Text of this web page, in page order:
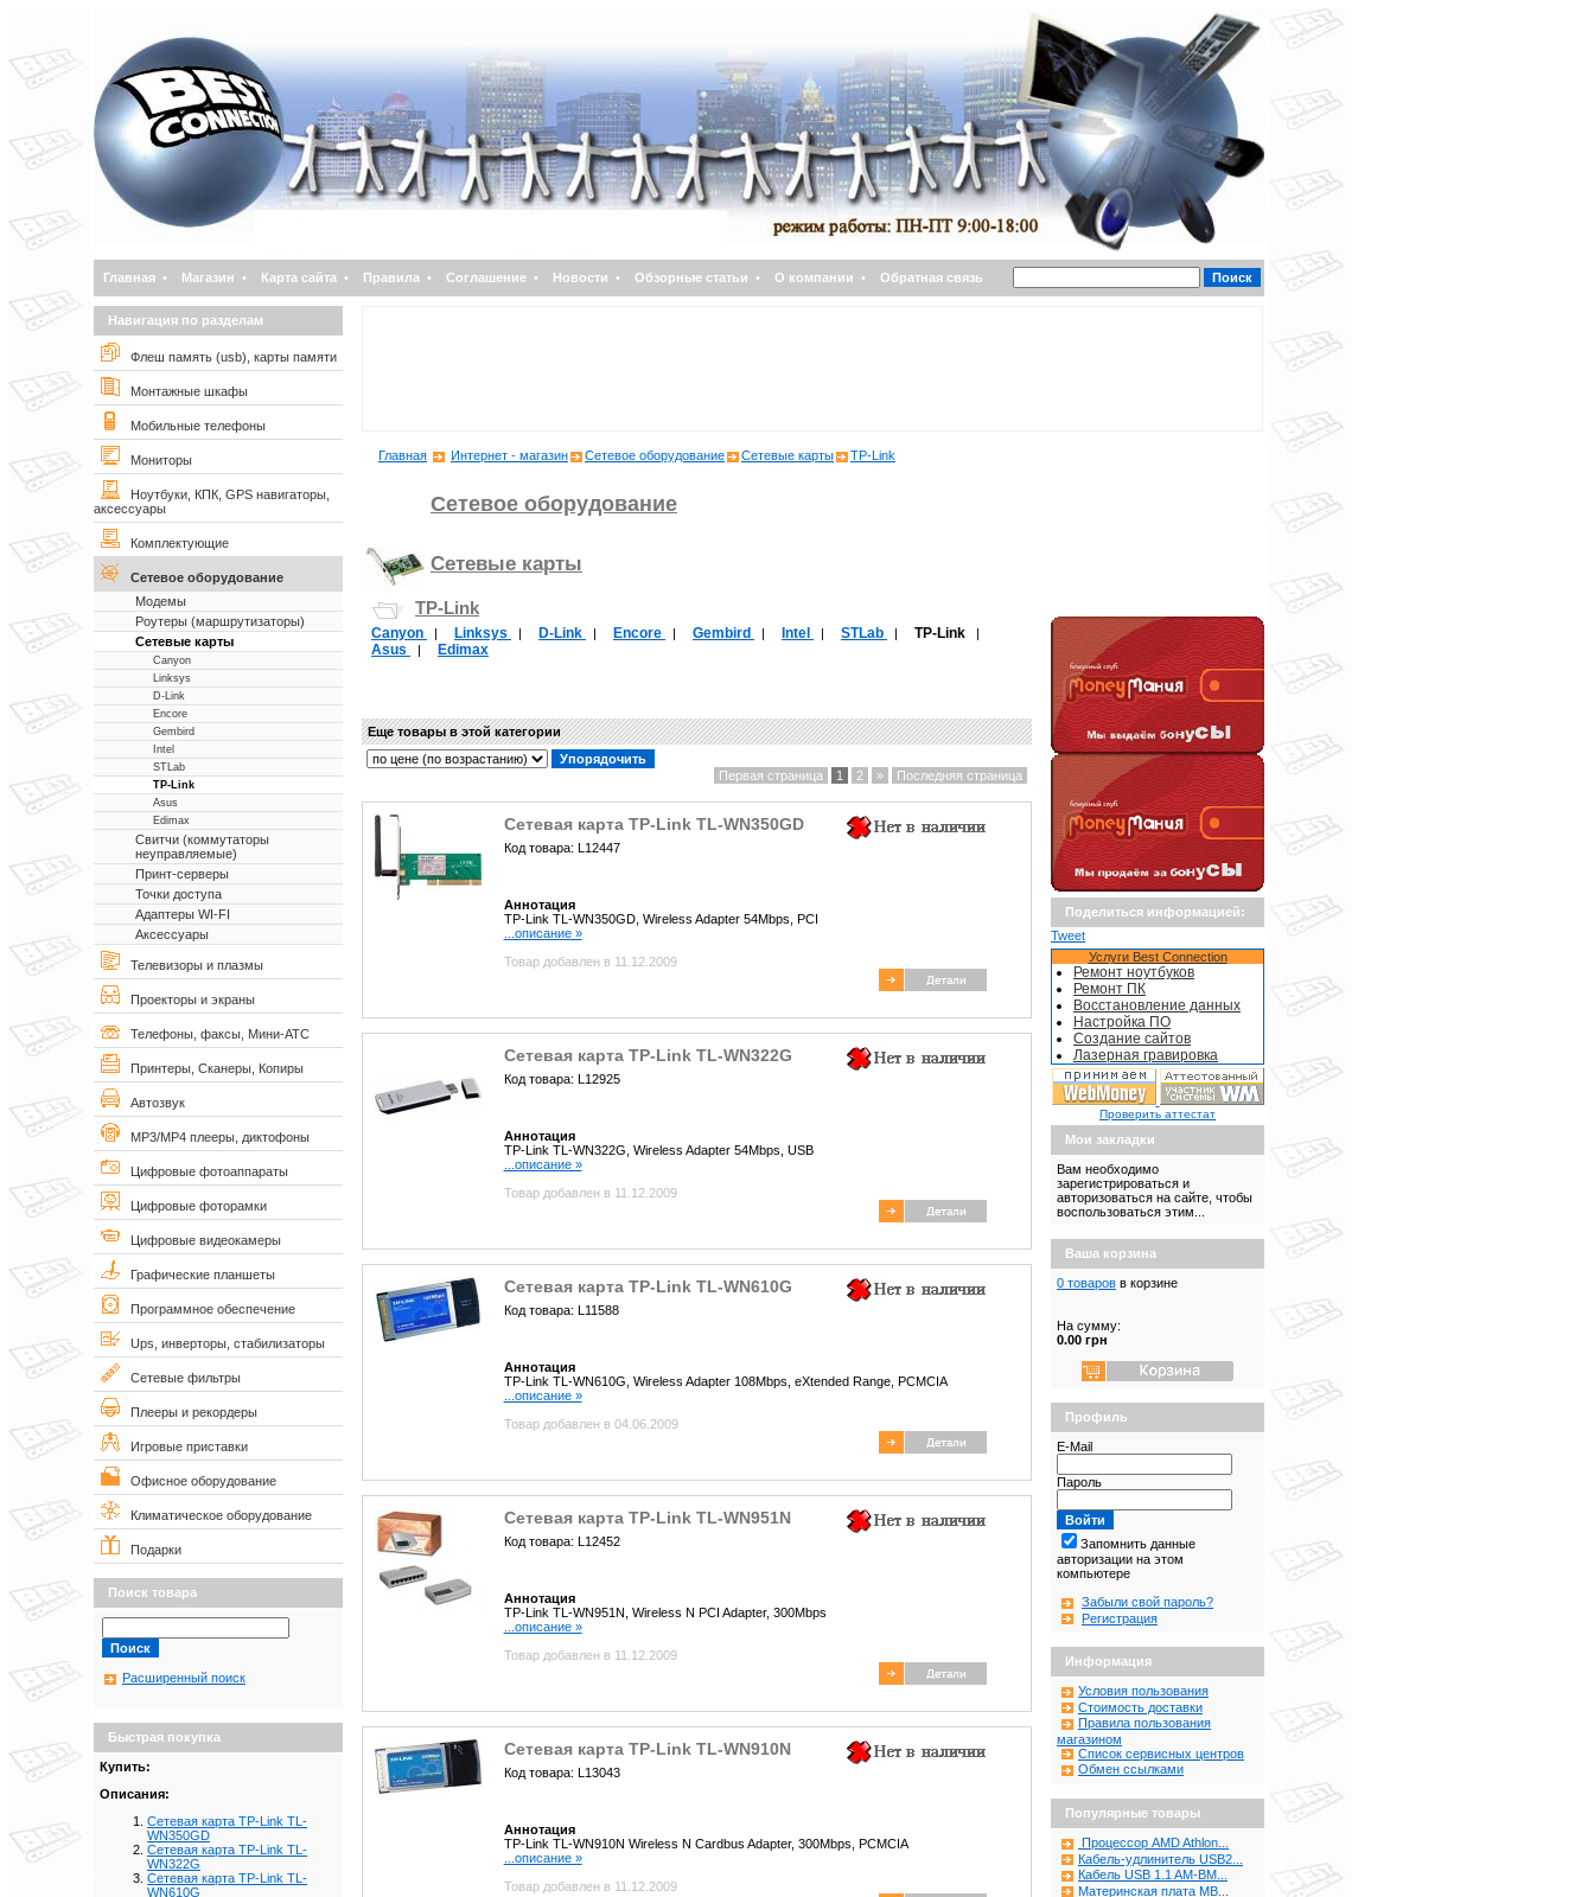
Главная • Магазин • Карта сайта • Правила • Соглашение • Новости • Обзорные статьи • О компании • Обратная связь
Навигация по разделам
Флеш память (usb), карты памяти
Монтажные шкафы
Мобильные телефоны
Мониторы
Ноутбуки, КПК, GPS навигаторы,
аксессуары
Комплектующие
Сетевое оборудование
Модемы
Роутеры (маршрутизаторы)
Сетевые карты
Canyon
Linksys
D-Link
Encore
Gembird
Intel
STLab
TP-Link
Asus
Edimax
Свитчи (коммутаторы
неуправляемые)
Принт-серверы
Точки доступа
Адаптеры WI-FI
Аксессуары
Телевизоры и плазмы
Проекторы и экраны
Телефоны, факсы, Мини-АТС
Принтеры, Сканеры, Копиры
Автозвук
MP3/MP4 плееры, диктофоны
Цифровые фотоаппараты
Цифровые фоторамки
Цифровые видеокамеры
Графические планшеты
Программное обеспечение
Ups, инверторы, стабилизаторы
Сетевые фильтры
Плееры и рекордеры
Игровые приставки
Офисное оборудование
Климатическое оборудование
Подарки
Поиск товара
Расширенный поиск
Быстрая покупка
Купить:
Описания:
Сетевая карта TP-Link TL-
WN350GD
Сетевая карта TP-Link TL-
WN322G
Сетевая карта TP-Link TL-
WN610G
Главная Интернет - магазин Сетевое оборудование Сетевые карты TP-Link
Сетевое оборудование
Сетевые карты
TP-Link
Canyon | Linksys | D-Link | Encore | Gembird | Intel | STLab | TP-Link |
Asus | Edimax
Еще товары в этой категории
Первая страница 1 2 » Последняя страница
Сетевая карта TP-Link TL-WN350GD
Код товара: L12447
Аннотация
TP-Link TL-WN350GD, Wireless Adapter 54Mbps, PCI
...описание »
Товар добавлен в 11.12.2009
Сетевая карта TP-Link TL-WN322G
Код товара: L12925
Аннотация
TP-Link TL-WN322G, Wireless Adapter 54Mbps, USB
...описание »
Товар добавлен в 11.12.2009
Сетевая карта TP-Link TL-WN610G
Код товара: L11588
Аннотация
TP-Link TL-WN610G, Wireless Adapter 108Mbps, eXtended Range, PCMCIA
...описание »
Товар добавлен в 04.06.2009
Сетевая карта TP-Link TL-WN951N
Код товара: L12452
Аннотация
TP-Link TL-WN951N, Wireless N PCI Adapter, 300Mbps
...описание »
Товар добавлен в 11.12.2009
Сетевая карта TP-Link TL-WN910N
Код товара: L13043
Аннотация
TP-Link TL-WN910N Wireless N Cardbus Adapter, 300Mbps, PCMCIA
...описание »
Товар добавлен в 11.12.2009
Поделиться информацией:
Tweet
Услуги Best Connection
Ремонт ноутбуков
Ремонт ПК
Восстановление данных
Настройка ПО
Создание сайтов
Лазерная гравировка
Проверить аттестат
Мои закладки
Вам необходимо
зарегистрироваться и
авторизоваться на сайте, чтобы
воспользоваться этим...
Ваша корзина
0 товаров в корзине
На сумму:
0.00 грн
Профиль
E-Mail
Пароль
Запомнить данные
авторизации на этом
компьютере
Забыли свой пароль?
Регистрация
Информация
Условия пользования
Стоимость доставки
Правила пользования
магазином
Список сервисных центров
Обмен ссылками
Популярные товары
Процессор AMD Athlon...
Кабель-удлинитель USB2...
Кабель USB 1.1 AM-BM...
Материнская плата MB...